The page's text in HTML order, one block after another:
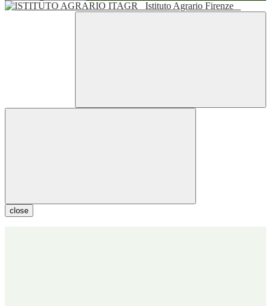
Istituto Agrario Firenze
close